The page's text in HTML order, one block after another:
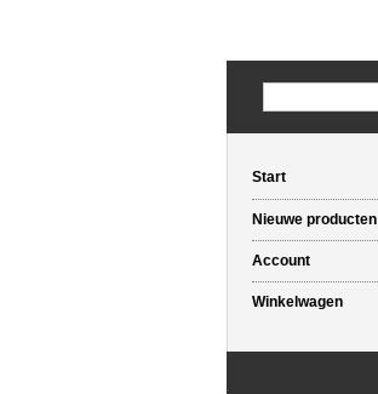
Start
Nieuwe producten
Account
Winkelwagen